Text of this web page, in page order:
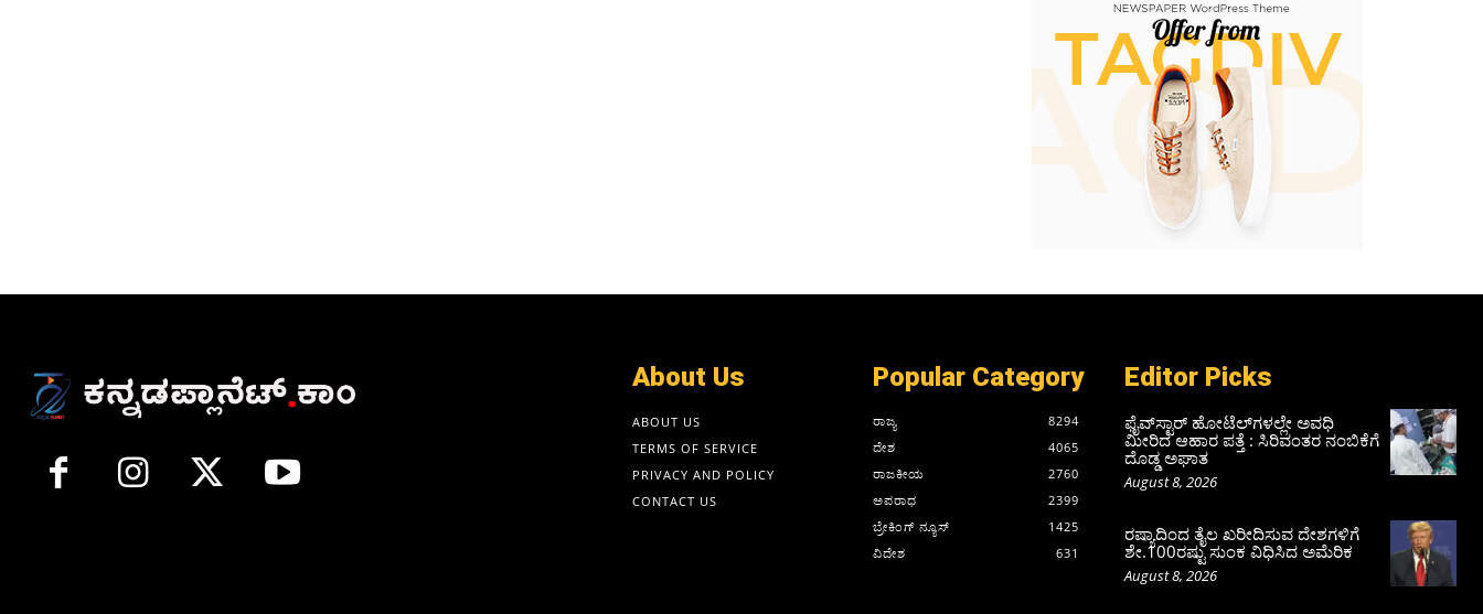
About Us
ABOUT US
TERMS OF SERVICE
PRIVACY AND POLICY
CONTACT US
Popular Category
ರಾಜ್ಯ
8294
ದೇಶ
4065
ರಾಜಕೀಯ
2760
ಅಪರಾಧ
2399
ಬ್ರೇಕಿಂಗ್ ನ್ಯೂಸ್
1425
ವಿದೇಶ
631
Editor Picks
ಫೈವ್‌ಸ್ಟಾರ್ ಹೋಟೆಲ್‌ಗಳಲ್ಲೇ ಅವಧಿ
ಮೀರಿದ ಆಹಾರ ಪತ್ತೆ : ಸಿರಿವಂತರ ನಂಬಿಕೆಗೆ
ದೊಡ್ಡ ಅಘಾತ
August 8, 2026
ರಷ್ಯಾದಿಂದ ತೈಲ ಖರೀದಿಸುವ ದೇಶಗಳಿಗೆ
ಶೇ.100ರಷ್ಟು ಸುಂಕ ವಿಧಿಸಿದ ಅಮೆರಿಕ
August 8, 2026